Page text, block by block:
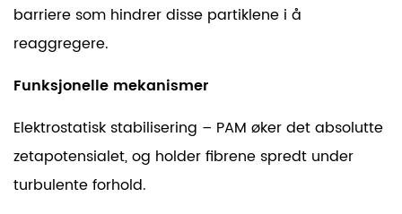
barriere som hindrer disse partiklene i å
reaggregere.
Funksjonelle mekanismer
Elektrostatisk stabilisering – PAM øker det absolutte
zetapotensialet, og holder fibrene spredt under
turbulente forhold.